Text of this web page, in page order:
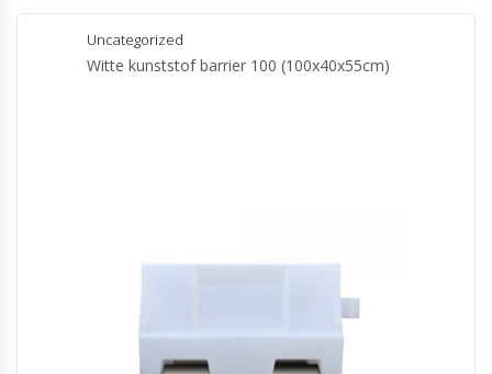
Uncategorized
Witte kunststof barrier 100 (100x40x55cm)